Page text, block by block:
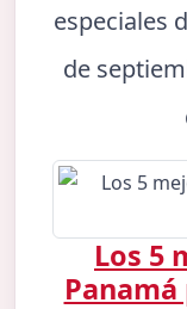
especiales
de
Los 5